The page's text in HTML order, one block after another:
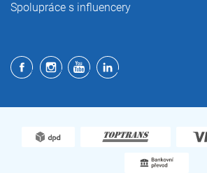
Spolupráce s influencery